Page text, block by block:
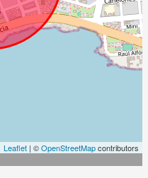
Leaflet | ©OpenStreetMapcontributors